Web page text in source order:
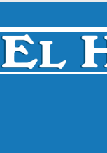
Skip
content